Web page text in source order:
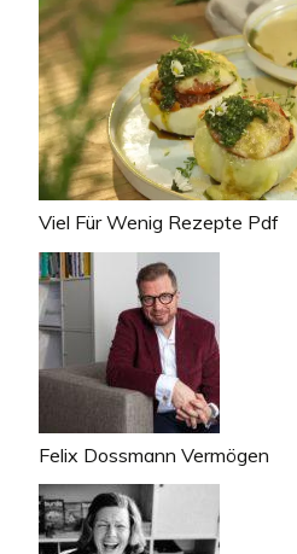
Viel Für Wenig Rezepte Pdf
Felix Dossmann Vermögen